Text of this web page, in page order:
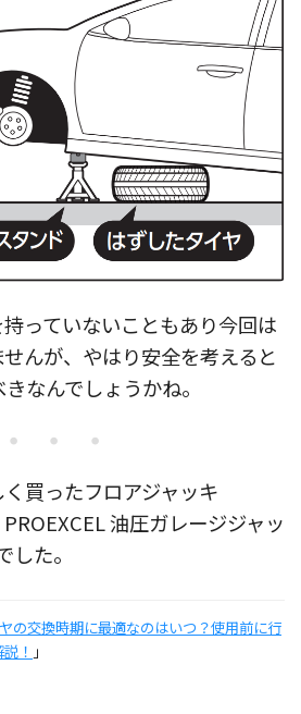
っていないこともあり今回は
んが、やはり安全を考えると
なんでしょうかね。
・・・
買ったフロアジャッキ
PROEXCEL 油圧ガレージジャッ
した。
の交換時期に最適なのはいつ？使用前に行
！ 」